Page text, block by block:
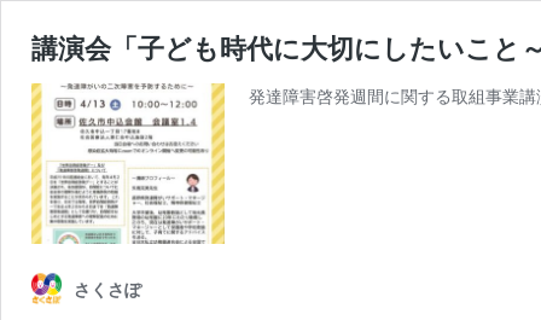
講演会「子ども時代に大切にしたいこと
発達障害啓発週間に関する取組事
さくさぽ